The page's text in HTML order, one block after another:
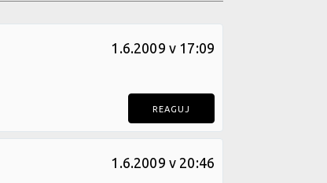
1.6.2009 v 17:09
REAGUJ
1.6.2009 v 20:46